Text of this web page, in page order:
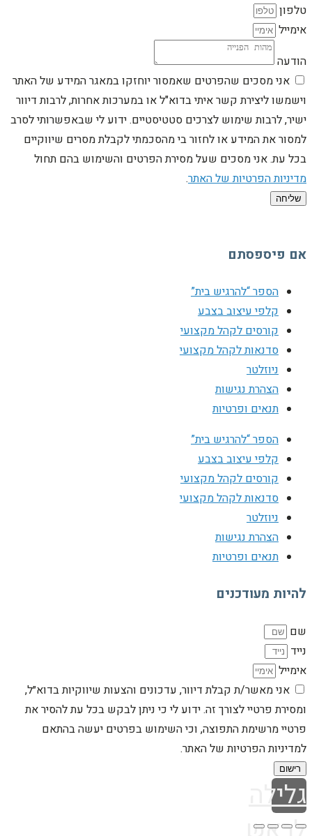
טלפון
אימייל
הודעה
אני מסכים שהפרטים שאמסור יוחזקו במאגר המידע של האתר
וישמשו ליצירת קשר איתי בדוא"ל או במערכות אחרות, לרבות דיוור
ישיר, לרבות שימוש לצרכים סטטיסטיים. ידוע לי שבאפשרותי לסרב
למסור את המידע או לחזור בי מהסכמתי לקבלת מסרים שיווקיים
בכל עת. אני מסכים שעל מסירת הפרטים והשימוש בהם תחול
מדיניות הפרטיות של האתר.
שליחה
אם פיספסתם
הספר “להרגיש בית”
קלפי עיצוב בצבע
קורסים לקהל מקצועי
סדנאות לקהל מקצועי
ניוזלטר
הצהרת נגישות
תנאים ופרטיות
הספר “להרגיש בית”
קלפי עיצוב בצבע
קורסים לקהל מקצועי
סדנאות לקהל מקצועי
ניוזלטר
הצהרת נגישות
תנאים ופרטיות
להיות מעודכנים
שם
נייד
אימייל
אני מאשר/ת קבלת דיוור, עדכונים והצעות שיווקיות בדוא״ל,
ומסירת פרטיי לצורך זה. ידוע לי כי ניתן לבקש בכל עת להסיר את
פרטיי מרשימת התפוצה, וכי השימוש בפרטים יעשה בהתאם
למדיניות הפרטיות של האתר.
רישום
גלילה